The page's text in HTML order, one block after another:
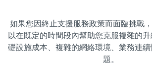
如果您因終止支援服務政策而面臨挑戰，
以在既定的時間段內幫助您克服複雜的
礎設施成本、複雜的網絡環境、業務連
題。